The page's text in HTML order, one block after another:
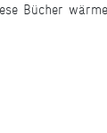
Bücher